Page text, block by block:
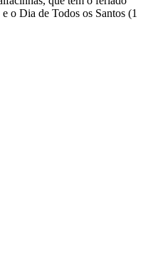
o Dia de Todos os Santos (1